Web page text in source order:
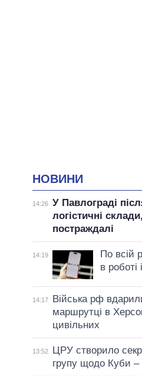
НОВИНИ
14:26 У Павлограді
логістичні
постраждалі
14:19
По всій
в роботі
14:17
Війська рф
маршрутці в
цивільних
13:52
ЦРУ створило
групу щодо Куби –